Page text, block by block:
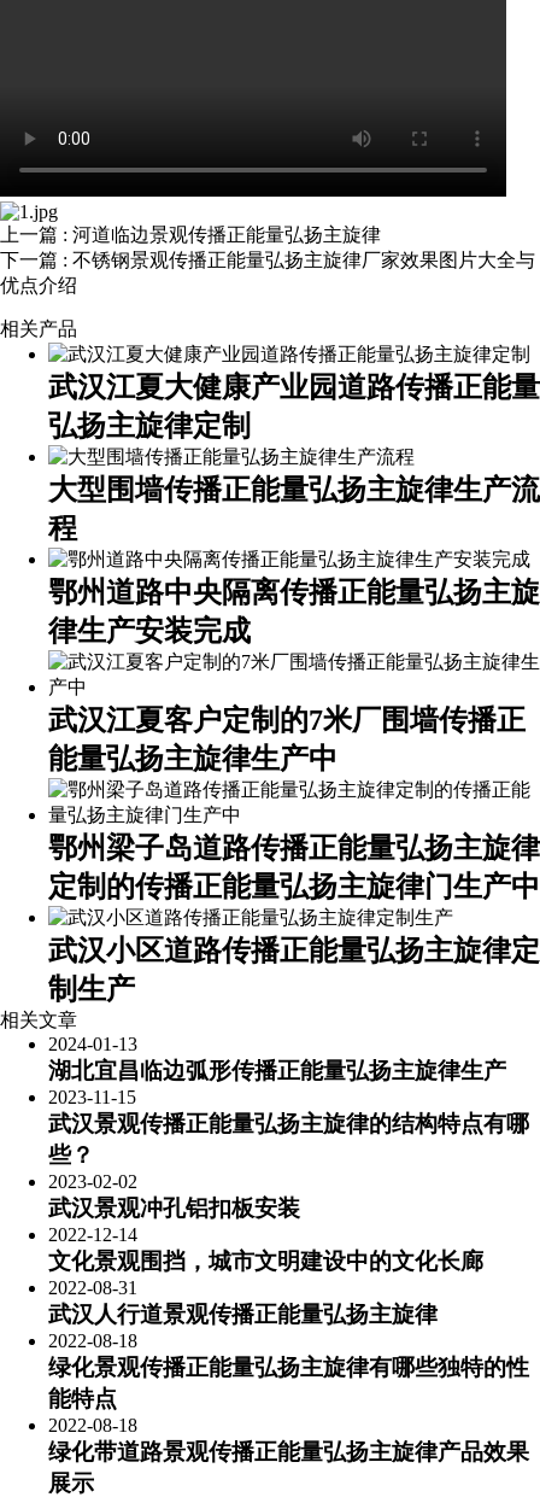
上一篇 : 河道临边景观传播正能量弘扬主旋律
下一篇 : 不锈钢景观传播正能量弘扬主旋律厂家效果图片大全与
优点介绍
相关产品
武汉江夏大健康产业园道路传播正能量
弘扬主旋律定制
大型围墙传播正能量弘扬主旋律生产流
程
鄂州道路中央隔离传播正能量弘扬主旋
律生产安装完成
武汉江夏客户定制的7米厂围墙传播正
能量弘扬主旋律生产中
鄂州梁子岛道路传播正能量弘扬主旋律
定制的传播正能量弘扬主旋律门生产中
武汉小区道路传播正能量弘扬主旋律定
制生产
相关文章
2024-01-13
​湖北宜昌临边弧形传播正能量弘扬主旋律生产
2023-11-15
武汉景观传播正能量弘扬主旋律的结构特点有哪
些？
2023-02-02
武汉景观冲孔铝扣板安装
2022-12-14
文化景观围挡，城市文明建设中的文化长廊
2022-08-31
武汉人行道景观传播正能量弘扬主旋律
2022-08-18
绿化景观传播正能量弘扬主旋律有哪些独特的性
能特点
2022-08-18
绿化带道路景观传播正能量弘扬主旋律产品效果
展示